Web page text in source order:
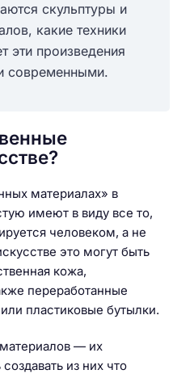
скульптуры и
какие техники
эти произведения
современными.
материалах» в
имеют в виду все то,
человеком, а не
это могут быть
кожа,
переработанные
пластиковые бутылки.
— их
из них что